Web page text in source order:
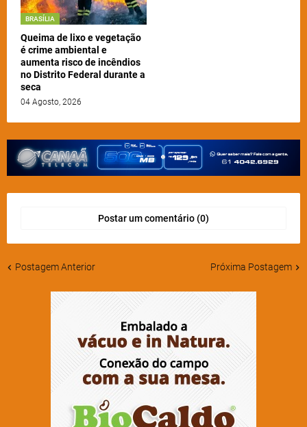
BRASÍLIA
Queima de lixo e vegetação
é crime ambiental e
aumenta risco de incêndios
no Distrito Federal durante a
seca
04 Agosto, 2026
Postar um comentário (0)
Postagem Anterior Próxima Postagem